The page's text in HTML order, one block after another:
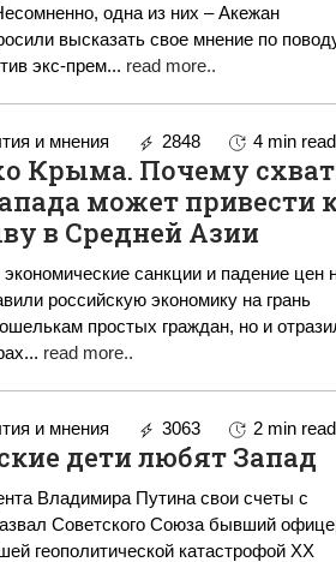
одна из них – Акежан
высказать свое мнение по
экс-прем... read more..
и мнения 2848 4 min read
Крыма. Почему
может привести
в Средней Азии
санкции и падение цен
российскую экономику на грань
простых граждан, но и
... read more..
и мнения 3063 2 min read
дети любят Запад
Владимира Путина свои счеты с
Советского Союза бывший
геополитической катастрофой XX